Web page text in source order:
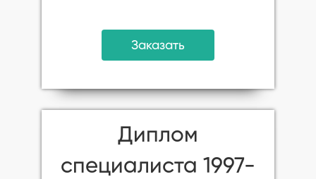
Заказать
Диплом
специалиста 1997-